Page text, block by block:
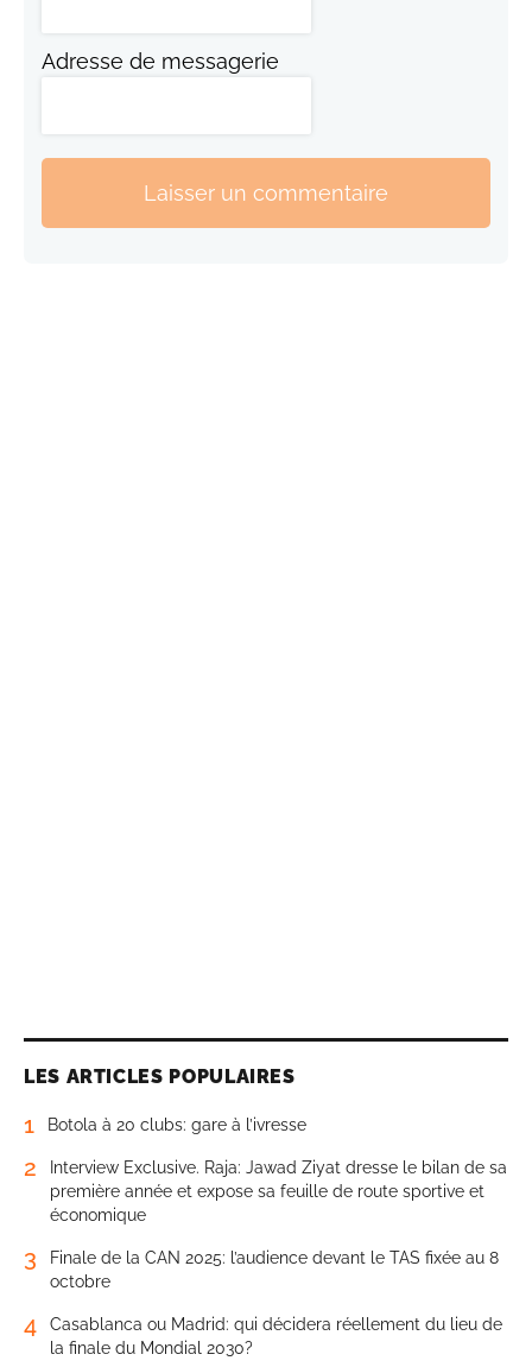
Adresse de messagerie
Laisser un commentaire
LES ARTICLES POPULAIRES
1 Botola à 20 clubs: gare à l’ivresse
2
Interview Exclusive. Raja: Jawad Ziyat dresse le bilan de sa
première année et expose sa feuille de route sportive et
économique
3
Finale de la CAN 2025: l’audience devant le TAS fixée au 8
octobre
4
Casablanca ou Madrid: qui décidera réellement du lieu de
la finale du Mondial 2030?